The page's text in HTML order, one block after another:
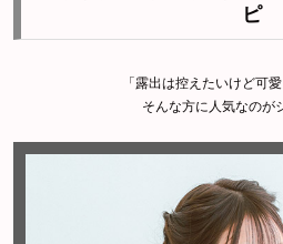
ピ
「露出は控えたいけど可
そんな方に人気なのが